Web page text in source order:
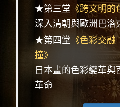
★第三堂 《跨文明的
深入清朝與歐洲巴洛
★第四堂 《色彩交
撞》
日本畫的色彩變革與
革命